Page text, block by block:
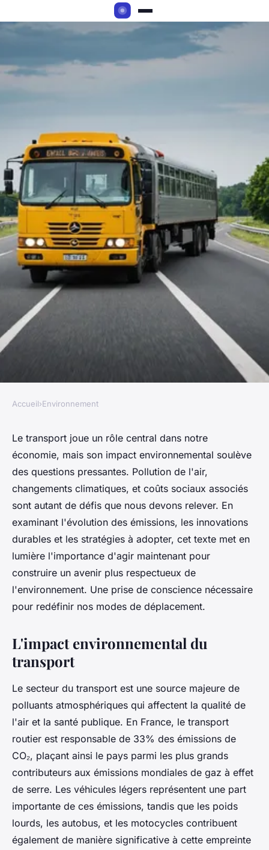
L'impact environnemental du
transport : un défi à relever
Louis•22 décembre 2024•5 min de lecture
Accueil›Environnement
Le transport joue un rôle central dans notre
économie, mais son impact environnemental soulève
des questions pressantes. Pollution de l'air,
changements climatiques, et coûts sociaux associés
sont autant de défis que nous devons relever. En
examinant l'évolution des émissions, les innovations
durables et les stratégies à adopter, cet texte met en
lumière l'importance d'agir maintenant pour
construire un avenir plus respectueux de
l'environnement. Une prise de conscience nécessaire
pour redéfinir nos modes de déplacement.
L'impact environnemental du
transport
Le secteur du transport est une source majeure de
polluants atmosphériques qui affectent la qualité de
l'air et la santé publique. En France, le transport
routier est responsable de 33% des émissions de
CO₂, plaçant ainsi le pays parmi les plus grands
contributeurs aux émissions mondiales de gaz à effet
de serre. Les véhicules légers représentent une part
importante de ces émissions, tandis que les poids
lourds, les autobus, et les motocycles contribuent
également de manière significative à cette empreinte